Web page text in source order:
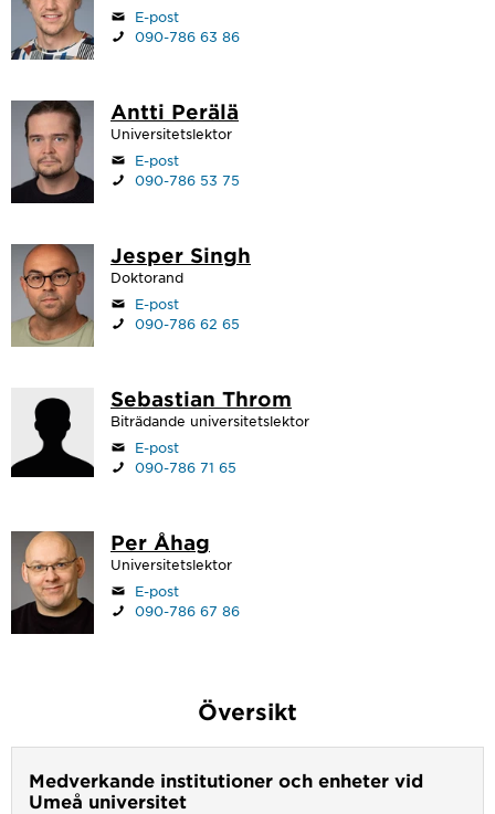
E-post
090-786 63 86
Antti Perälä
Universitetslektor
E-post
090-786 53 75
Jesper Singh
Doktorand
E-post
090-786 62 65
Sebastian Throm
Biträdande universitetslektor
E-post
090-786 71 65
Per Åhag
Universitetslektor
E-post
090-786 67 86
Översikt
Medverkande institutioner och enheter vid
Umeå universitet